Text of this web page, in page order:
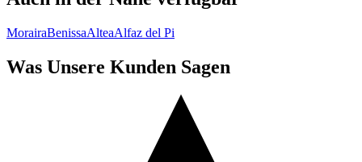
MorairaBenissaAlteaAlfaz del Pi
Was Unsere Kunden Sagen